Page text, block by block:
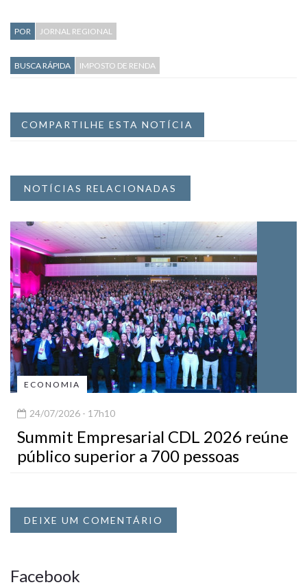
POR JORNAL REGIONAL
BUSCA RÁPIDA IMPOSTO DE RENDA
COMPARTILHE ESTA NOTÍCIA
NOTÍCIAS RELACIONADAS
ECONOMIA
24/07/2026 - 17h10
Summit Empresarial CDL 2026 reúne
público superior a 700 pessoas
DEIXE UM COMENTÁRIO
Facebook